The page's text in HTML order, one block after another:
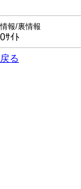
情報/裏情報
0ｻｲﾄ
戻る